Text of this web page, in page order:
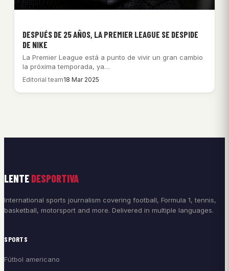
DESPUÉS DE 25 AÑOS, LA PREMIER LEAGUE SE DESPIDE
DE NIKE
La Premier League está a punto de vivir un gran cambio
la próxima temporada, ya…
Editorial team18 Mar 2025
LENTE DESPORTIVA
International sports journalism covering football, Formula 1, tennis,
basketball, motorsport and more. Delivered in multiple languages.
SPORTS
Fútbol americano